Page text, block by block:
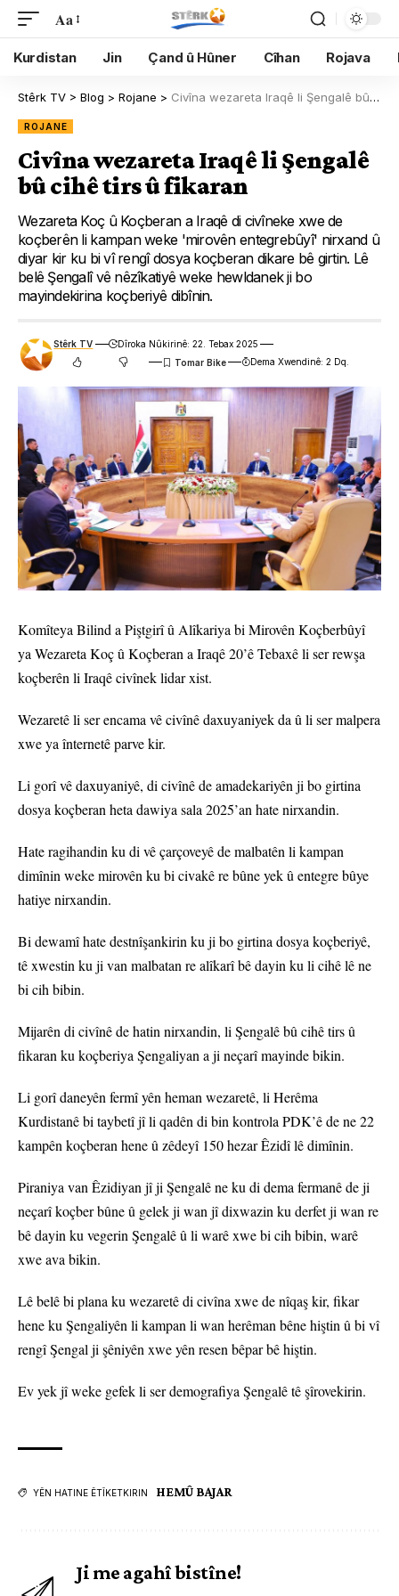
Aa
Kurdistan Jin Çand û Hûner Cîhan Rojava
Stêrk TV > Blog > Rojane > Civîna wezareta Iraqê li Şengalê bû cihê tirs û fikaran
ROJANE
Civîna wezareta Iraqê li Şengalê
bû cihê tirs û fikaran
Wezareta Koç û Koçberan a Iraqê di civîneke xwe de
koçberên li kampan weke 'mirovên entegrebûyî' nirxand û
diyar kir ku bi vî rengî dosya koçberan dikare bê girtin. Lê
belê Şengalî vê nêzîkatiyê weke hewldanek ji bo
mayindekirina koçberiyê dibînin.
Stêrk TV
Dîroka Nûkirinê: 22. Tebax 2025
Dema Xwendinê: 2 Dq.
Komîteya Bilind a Piştgirî û Alîkariya bi Mirovên Koçberbûyî
ya Wezareta Koç û Koçberan a Iraqê 20’ê Tebaxê li ser rewşa
koçberên li Iraqê civînek lidar xist.
Wezaretê li ser encama vê civînê daxuyaniyek da û li ser malpera
xwe ya înternetê parve kir.
Li gorî vê daxuyaniyê, di civînê de amadekariyên ji bo girtina
dosya koçberan heta dawiya sala 2025’an hate nirxandin.
Hate ragihandin ku di vê çarçoveyê de malbatên li kampan
dimînin weke mirovên ku bi civakê re bûne yek û entegre bûye
hatiye nirxandin.
Bi dewamî hate destnîşankirin ku ji bo girtina dosya koçberiyê,
tê xwestin ku ji van malbatan re alîkarî bê dayin ku li cihê lê ne
bi cih bibin.
Mijarên di civînê de hatin nirxandin, li Şengalê bû cihê tirs û
fikaran ku koçberiya Şengaliyan a ji neçarî mayinde bikin.
Li gorî daneyên fermî yên heman wezaretê, li Herêma
Kurdistanê bi taybetî jî li qadên di bin kontrola PDK’ê de ne 22
kampên koçberan hene û zêdeyî 150 hezar Êzidî lê dimînin.
Piraniya van Êzidiyan jî ji Şengalê ne ku di dema fermanê de ji
neçarî koçber bûne û gelek ji wan jî dixwazin ku derfet ji wan re
bê dayin ku vegerin Şengalê û li warê xwe bi cih bibin, warê
xwe ava bikin.
Lê belê bi plana ku wezaretê di civîna xwe de nîqaş kir, fikar
hene ku Şengaliyên li kampan li wan herêman bêne hiştin û bi vî
rengî Şengal ji şêniyên xwe yên resen bêpar bê hiştin.
Ev yek jî weke gefek li ser demografiya Şengalê tê şîrovekirin.
YÊN HATINE ÊTÎKETKIRIN HEMÛ BAJAR
Ji me agahî bistîne!